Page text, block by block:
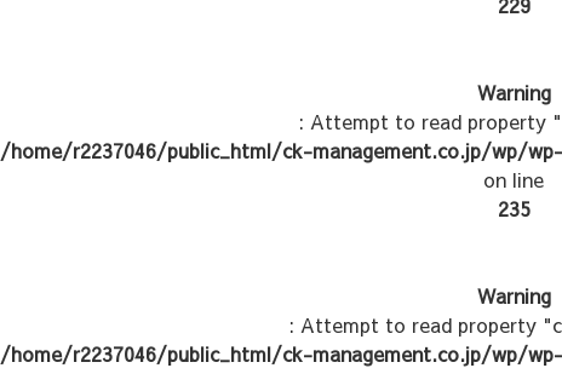
Warning
: Attempt to read property
/home/r2237046/public_html/ck-management.co.jp/wp/
on line
235
Warning
: Attempt to read property
/home/r2237046/public_html/ck-management.co.jp/wp/